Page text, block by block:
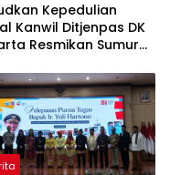
Kepedulian
Kanwil Ditjenpas DK
Resmikan Sumur